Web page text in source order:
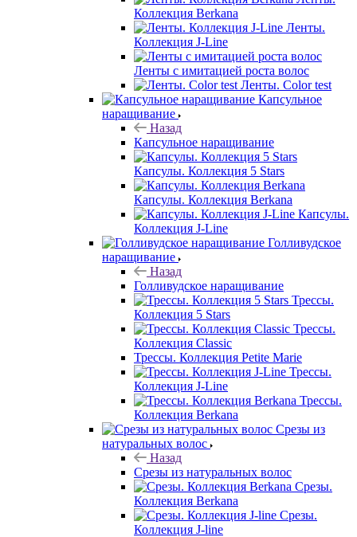
Коллекция Berkana
Ленты.
Коллекция J-Line
Ленты с имитацией роста волос
Ленты. Color test
Капсульное
наращивание
Назад
Капсульное наращивание
Капсулы. Коллекция 5 Stars
Капсулы. Коллекция Berkana
Капсулы.
Коллекция J-Line
Голливудское
наращивание
Назад
Голливудское наращивание
Трессы.
Коллекция 5 Stars
Трессы.
Коллекция Classic
Трессы. Коллекция Petite Marie
Трессы.
Коллекция J-Line
Трессы.
Коллекция Berkana
Срезы из
натуральных волос
Назад
Срезы из натуральных волос
Срезы.
Коллекция Berkana
Срезы.
Коллекция J-line